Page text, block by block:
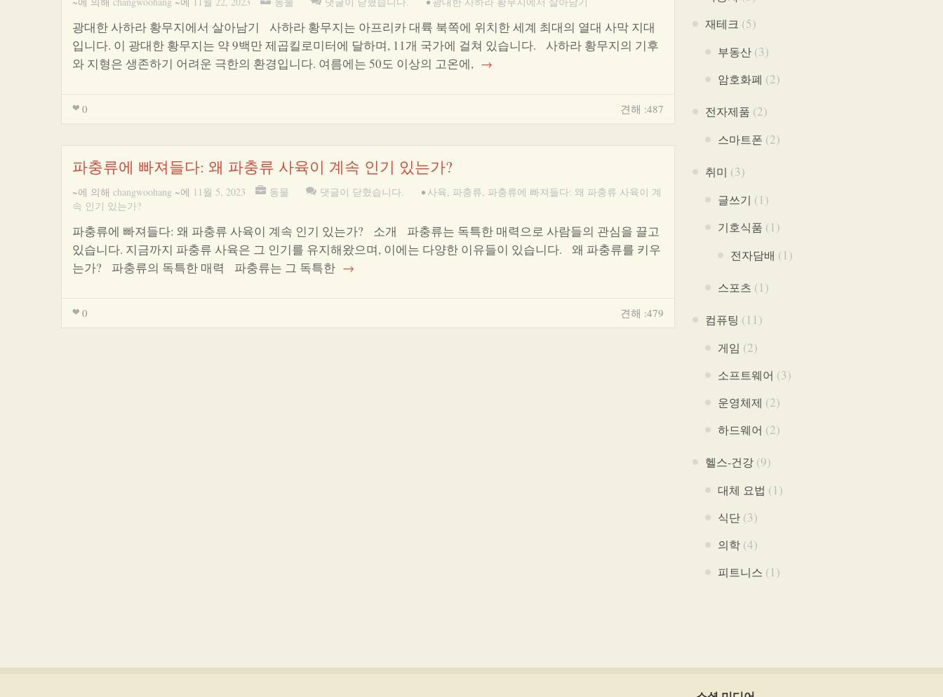
광대한 사하라 황무지에서 살아남기 사하라 황무지는 아프리카 대륙 북쪽에 위치한 세계 최대의 열대 사막 지대
입니다. 이 광대한 황무지는 약 9백만 제곱킬로미터에 달하며, 11개 국가에 걸쳐 있습니다. 사하라 황무지의 기후
와 지형은 생존하기 어려운 극한의 환경입니다. 여름에는 50도 이상의 고온에, →
0 견해 :487
파충류에 빠져들다: 왜 파충류 사육이 계속 인기 있는가?
~에 의해 changwoohang ~에 11월 5, 2023 동물 댓글이 닫혔습니다. • 사육, 파충류, 파충류에 빠져들다: 왜 파충류 사육이 계
속 인기 있는가?
파충류에 빠져들다: 왜 파충류 사육이 계속 인기 있는가? 소개 파충류는 독특한 매력으로 사람들의 관심을 끌고
있습니다. 지금까지 파충류 사육은 그 인기를 유지해왔으며, 이에는 다양한 이유들이 있습니다. 왜 파충류를 키우
는가? 파충류의 독특한 매력 파충류는 그 독특한 →
0 견해 :479
재테크 (5)
부동산 (3)
암호화폐 (2)
전자제품 (2)
스마트폰 (2)
취미 (3)
글쓰기 (1)
기호식품 (1)
전자담배 (1)
스포츠 (1)
컴퓨팅 (11)
게임 (2)
소프트웨어 (3)
운영체제 (2)
하드웨어 (2)
헬스-건강 (9)
대체 요법 (1)
식단 (3)
의학 (4)
피트니스 (1)